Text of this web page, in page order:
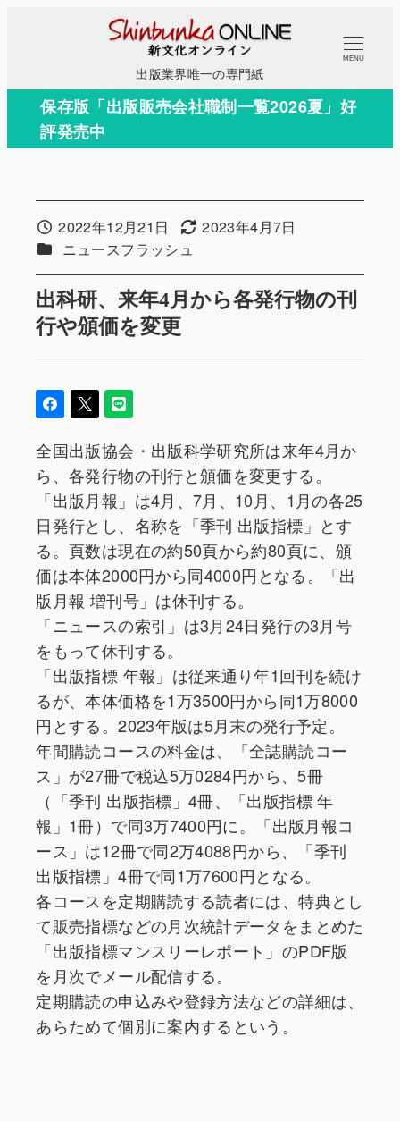
コ
テ
出版業界唯一の専門紙
MENU
保存版「出版販売会社職制一覧2026夏」好
評発売中
出科研、来年4月から各発行物の刊
行や頒価を変更
投稿日2022年12月21日 更新日2023年4月7日
カテゴリー
ニュースフラッシュ
全国出版協会・出版科学研究所は来年4月か
ら、各発行物の刊行と頒価を変更する。
「出版月報」は4月、7月、10月、1月の各25
日発行とし、名称を「季刊 出版指標」とす
る。頁数は現在の約50頁から約80頁に、頒
価は本体2000円から同4000円となる。「出
版月報 増刊号」は休刊する。
「ニュースの索引」は3月24日発行の3月号
をもって休刊する。
「出版指標 年報」は従来通り年1回刊を続け
るが、本体価格を1万3500円から同1万8000
円とする。2023年版は5月末の発行予定。
年間購読コースの料金は、「全誌購読コー
ス」が27冊で税込5万0284円から、5冊
（「季刊 出版指標」4冊、「出版指標 年
報」1冊）で同3万7400円に。「出版月報コ
ース」は12冊で同2万4088円から、「季刊
出版指標」4冊で同1万7600円となる。
各コースを定期購読する読者には、特典とし
て販売指標などの月次統計データをまとめた
「出版指標マンスリーレポート」のPDF版
を月次でメール配信する。
定期購読の申込みや登録方法などの詳細は、
あらためて個別に案内するという。